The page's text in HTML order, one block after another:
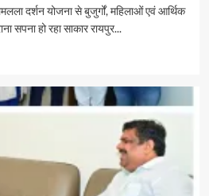
दर्शन योजना से बुजुर्गों, महिलाओं एवं आर्थिक
सपना हो रहा साकार रायपुर...